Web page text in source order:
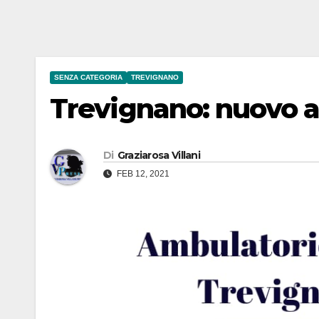
SENZA CATEGORIA TREVIGNANO
Trevignano: nuovo
Di Graziarosa Villani
FEB 12, 2021